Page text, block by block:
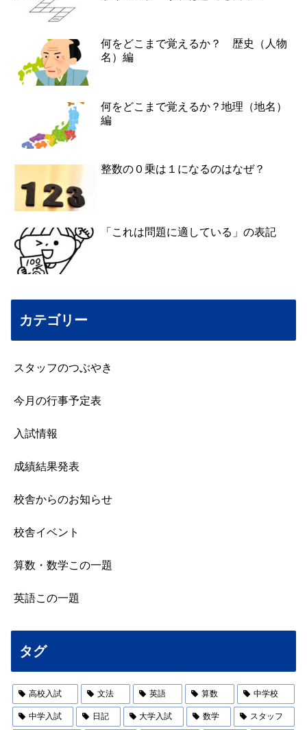
何をどこまで覚えるか？ 歴史（人物
名）編
何をどこまで覚えるか？地理（地名）
編
整数の０乗は１になるのはなぜ？
「これは問題に適している」の表記
カテゴリー
スタッフのつぶやき
今月の行事予定表
入試情報
成績結果発表
校舎からのお知らせ
校舎イベント
算数・数学この一題
英語この一題
タグ
高校入試 文法 英語 算数 中学校
中学入試 日記 大学入試 数学 スタッフ